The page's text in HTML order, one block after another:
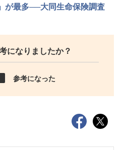
が最多──大同生命保険調査
になりましたか？
参考になった